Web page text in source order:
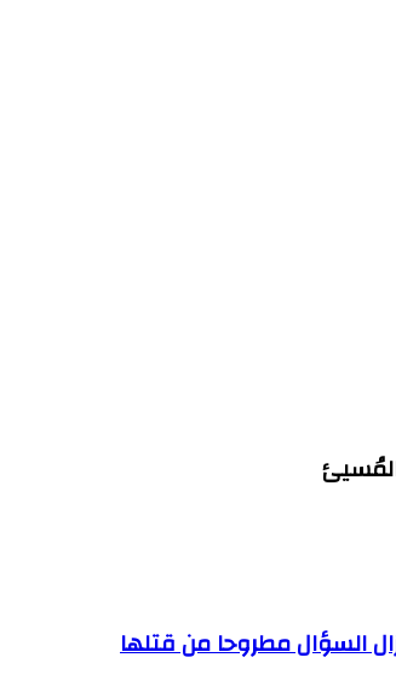
السؤال مطروحا من قتلها